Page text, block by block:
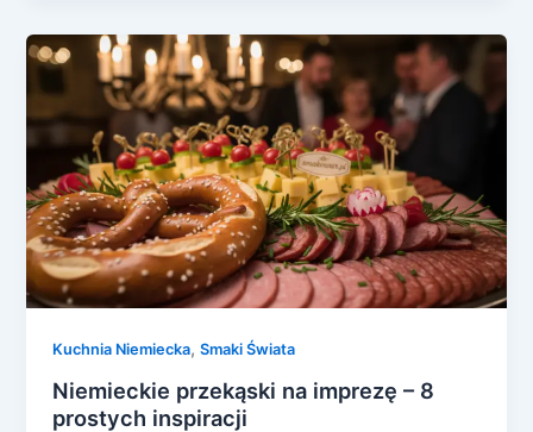
Kuchnia Niemiecka,Smaki Świata
Niemieckie przekąski na imprezę – 8
prostych inspiracji